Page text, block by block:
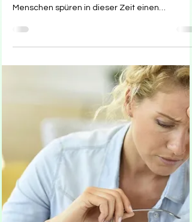
Die Tage werden kürzer, die Sonne zeigt sich
deutlichen Stimmungsabfall: Antriebslosigkeit,
sich aus. Dieses Phänomen ist als Herbstblues
bekannt und betrifft jedes Jahr Millionen. Doch
was steckt wirklich dahinter – und vor allem:
Was kann man dagegen tun?